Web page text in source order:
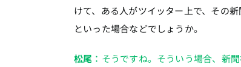
けて、ある人がツイッター上で、その
といった場合などでしょうか。
松尾 ：そうですね。そういう場合、新